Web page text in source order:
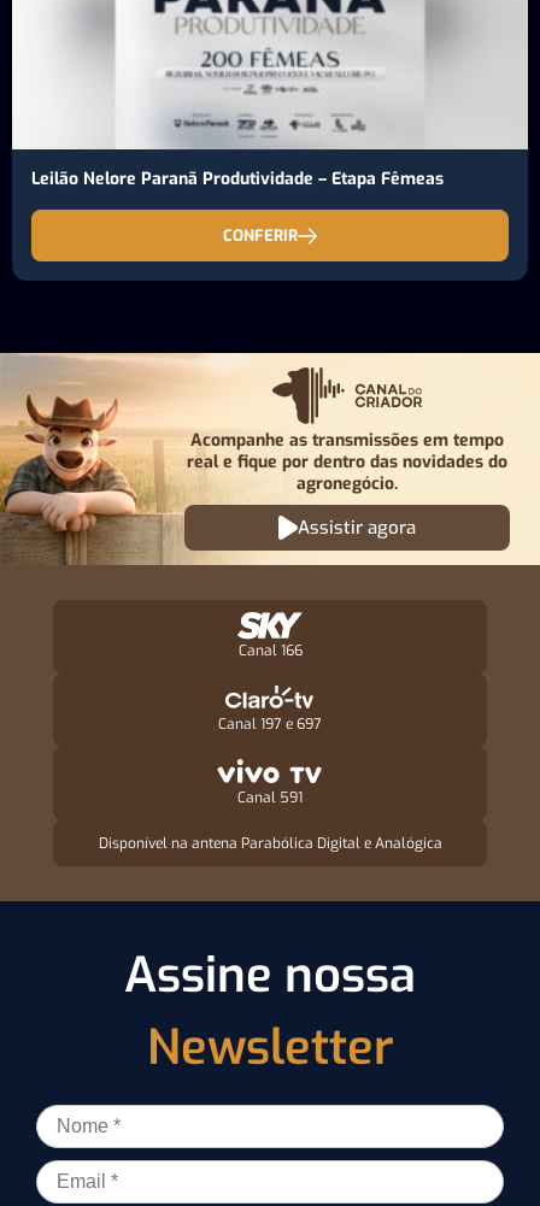
Leilão Nelore Paranã Produtividade – Etapa Fêmeas
CONFERIR
Acompanhe as transmissões em tempo
real e fique pordentro das novidades do
agronegócio.
Assistir agora
Canal 166
Canal 197 e 697
Canal 591
Disponível na antena Parabólica Digital e Analógica
Assine nossa
Newsletter